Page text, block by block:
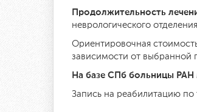
Продолжительность
неврологического
Ориентировочная
зависимости от выбранной
На базе СПб больницы РАН
Запись на реабилитацию по